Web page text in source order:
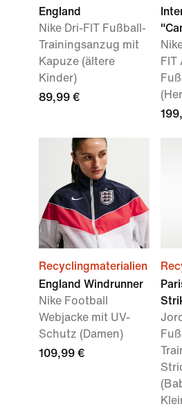
England
Nike Dri-FIT Fußball-
Trainingsanzug mit
Kapuze (ältere
Kinder)
89,99 €
FIT
Recyclingmaterialien
England Windrunner
Nike Football
Webjacke mit UV-
Schutz (Damen)
109,99 €